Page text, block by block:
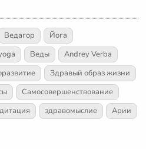
Ведагор
Йога
Веды
Andrey Verba
Здравый образ жизни
Самосовершенствование
здравомыслие
Арии